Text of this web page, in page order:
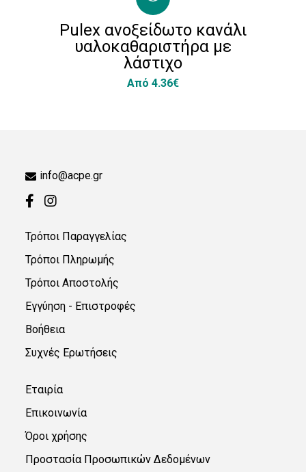
Pulex ανοξείδωτο κανάλι
υαλοκαθαριστήρα με
λάστιχο
Από 4.36€
info@acpe.gr
Τρόποι Παραγγελίας
Τρόποι Πληρωμής
Τρόποι Αποστολής
Εγγύηση - Επιστροφές
Βοήθεια
Συχνές Ερωτήσεις
Εταιρία
Επικοινωνία
Όροι χρήσης
Προστασία Προσωπικών Δεδομένων